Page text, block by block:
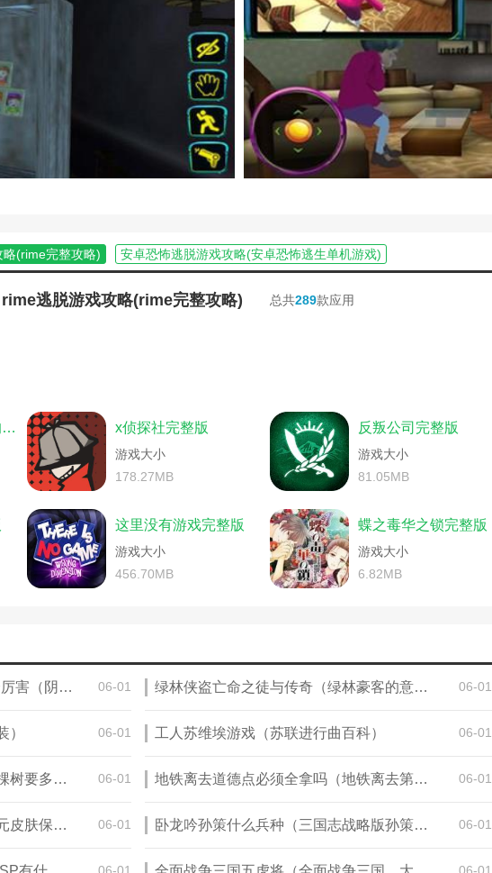
脱游戏攻略(逃离恐怖泰迪熊)
游戏安卓版攻略(恐怖游戏无限金币版)
戏新手攻略(仙命诀手游完整攻略)
戏完整版攻略(寻秦记游戏未删减版)
物语公攻略(游戏开发物语完整攻略)
物语攻略制作人(游戏开发物语完整攻略)
物语攻略座位(游戏开发物语完整攻略)
芳菲完整攻略(诛仙手游芳菲尽详细攻略)
解谜游戏攻略(逃出恐怖庄园攻略)
年游戏攻略(传奇12周年客户端下载完整版)
逃脱游戏攻略(逃离恐怖医院游戏)
生存攻略游戏攻略(僵尸生活完整攻略)
逃脱游戏攻略(密室逃脱逃离恐怖城堡游戏攻略最后一关)
手游超现实难度攻略(恐怖学校怎么玩)
攻略(归路恐怖游戏攻略)
模拟器攻略(恐怖模拟器中文版下载)
凶宅惊魂游戏攻略解说(凶宅惊魂游戏简介)
怖游戏攻略(麦迪逊恐怖游戏攻略大全)
游戏图文攻略(恐怖的奶奶游戏攻略)
游戏第一年攻略(你是传奇完整攻略)
十一周年完整客户端(热血传奇11周年客户端)
割绳子2的完整攻略(割绳子二游戏攻略)
游戏攻略(诡船谜案1完整攻略)
游戏安卓版攻略(无限恐怖游戏安卓版攻略视频)
闹鬼恐怖房子游戏攻略(逃出恐怖的房子攻略)
芳菲完整攻略(诛仙手游芳菲完整攻略图)
完整版(罪恶都市完整版手机苹果)
怖学校游戏攻略(恐怖学校白色情人节攻略手游)
杨家将双线攻略(杨家将传奇双线完整攻略)
院游戏攻略(废弃医院游戏攻略)
(rime完整攻略)
安卓恐怖逃脱游戏攻略(安卓恐怖逃生单机游戏)
略(十宗罪恐怖恐怖)
国产恐怖游戏妈妈攻略(妈妈恐怖游戏手机版)
邻居游戏攻略(可怕的奶奶恐怖邻居游戏攻略大全)
略(恐怖游戏大全绿色资源网)
恐怖都市传说游戏杉家村攻略(恐怖游戏挑战都市传说)
说游戏攻略(口袋妖怪恐怖故事)
乐高星球大战传奇游戏攻略(乐高星球大战:完整的传奇)
略(关于猫咪的恐怖游戏)
密室逃脱游戏攻略医院(密室逃脱之恐怖医院攻略)
(奶奶恐怖游戏)
倩女幽魂手游完整攻略(倩女幽魂手游攻略最新)
阅读(情欲攻略游戏在线阅读完整版)
全能攻略游戏在线完结(全能攻略游戏完整版)
2的完整攻略(割绳子2攻略1)
史上第一恐怖的游戏攻略(最经典的恐怖游戏)
略(帝皇游戏完整攻略)
手机游戏版侠客风云传攻略(侠客风云传手机版完整攻略)
校攻略(恐怖学校白色情人节超现实难度攻略)
略(手游恐怖护士攻略下载)
手游密室逃脱第三关攻略(密室逃脱3完整攻略)
游戏攻略(外星来客恐怖之旅游戏攻略第一关)
戏秘籍(无限恐怖单机游戏秘籍怎么用)
寻秦记游戏完整版攻略(寻秦记小游戏)
居游戏攻略(恐怖邻居奶奶的第一关攻略)
攻略(恐怖城堡逃脱游戏攻略视频)
恐怖端游游戏攻略(恐怖端游游戏攻略视频)
略秘籍(恐怖大厅VR攻略)
恐怖黎明堕落圣殿(恐怖黎明堕落圣殿装备掉落)
实难度攻略(恐怖学校手机攻略)
恐怖游戏分享攻略(在恐怖游戏里攻略)
攻略(猫咪旅馆物游戏攻略)
游戏攻略(乐高星球大战完整版传奇)
猫咪恐怖游戏攻略(猫猫恐怖游戏)
游戏详细攻略(密室逃脱9探索地库攻略完整版)
略图解(魔弦传说免费完整版)
奶奶恐怖游戏通关攻略(恐怖的奶奶游戏攻略)
rime逃脱游戏攻略(rime完整攻略) 总共289款应用
流浪者弗兰肯斯坦的生物完整结局版 x侦探社完整版
游戏大小
178.27MB
反叛公司完整版
游戏大小
81.05MB
这里没有游戏完整版
游戏大小
456.70MB
蝶之毒华之锁完整版
游戏大小
6.82MB
妖怪屋sp大天狗和ssr大天狗哪个厉害（阴阳师SP少羽大天狗技能解析&御魂推荐，究竟值得练吗） 06-01 绿林侠盗亡命之徒与传奇（绿林豪客的意思是什么，出处是哪里） 06-01
） 06-01 工人苏维埃游戏（苏联进行曲百科） 06-01
饥荒破碎的蛋壳怎么弄（饥荒一棵树要多少天才能长大） 06-01 地铁离去道德点必须全拿吗（地铁离去第二章完美结局） 06-01
公孙离星元皮肤特效（公孙离星元皮肤保底多少战令币） 06-01 卧龙吟孙策什么兵种（三国志战略版孙策加周瑜什么兵种） 06-01